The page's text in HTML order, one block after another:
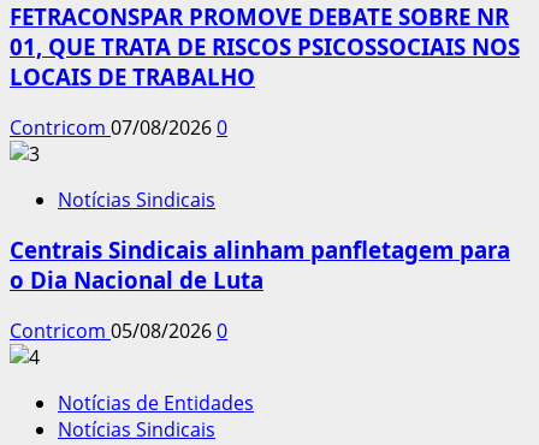
FETRACONSPAR PROMOVE DEBATE SOBRE NR
01, QUE TRATA DE RISCOS PSICOSSOCIAIS NOS
LOCAIS DE TRABALHO
Contricom 07/08/20260
Notícias Sindicais
Centrais Sindicais alinham panfletagem para
o Dia Nacional de Luta
Contricom 05/08/20260
Notícias de Entidades
Notícias Sindicais